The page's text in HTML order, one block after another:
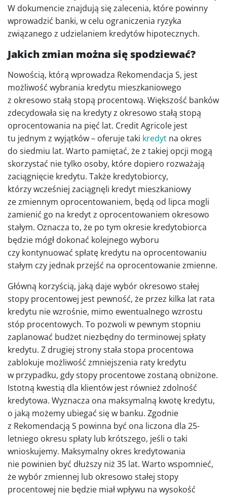
W dokumencie znajdują się zalecenia, które powinny
wprowadzić banki, w celu ograniczenia ryzyka
związanego z udzielaniem kredytów hipotecznych.
Jakich zmian można się spodziewać?
Nowością, którą wprowadza Rekomendacja S, jest
możliwość wybrania kredytu mieszkaniowego
z okresowo stałą stopą procentową. Większość banków
zdecydowała się na kredyty z okresowo stałą stopą
oprocentowania na pięć lat. Credit Agricole jest
tu jednym z wyjątków – oferuje taki kredyt na okres
do siedmiu lat. Warto pamiętać, że z takiej opcji mogą
skorzystać nie tylko osoby, które dopiero rozważają
zaciągnięcie kredytu. Także kredytobiorcy,
którzy wcześniej zaciągnęli kredyt mieszkaniowy
ze zmiennym oprocentowaniem, będą od lipca mogli
zamienić go na kredyt z oprocentowaniem okresowo
stałym. Oznacza to, że po tym okresie kredytobiorca
będzie mógł dokonać kolejnego wyboru
czy kontynuować spłatę kredytu na oprocentowaniu
stałym czy jednak przejść na oprocentowanie zmienne.
Główną korzyścią, jaką daje wybór okresowo stałej
stopy procentowej jest pewność, że przez kilka lat rata
kredytu nie wzrośnie, mimo ewentualnego wzrostu
stóp procentowych. To pozwoli w pewnym stopniu
zaplanować budżet niezbędny do terminowej spłaty
kredytu. Z drugiej strony stała stopa procentowa
zablokuje możliwość zmniejszenia raty kredytu
w przypadku, gdy stopy procentowe zostaną obniżone.
Istotną kwestią dla klientów jest również zdolność
kredytowa. Wyznacza ona maksymalną kwotę kredytu,
o jaką możemy ubiegać się w banku. Zgodnie
z Rekomendacją S powinna być ona liczona dla 25-
letniego okresu spłaty lub krótszego, jeśli o taki
wnioskujemy. Maksymalny okres kredytowania
nie powinien być dłuższy niż 35 lat. Warto wspomnieć,
że wybór zmiennej lub okresowo stałej stopy
procentowej nie będzie miał wpływu na wysokość